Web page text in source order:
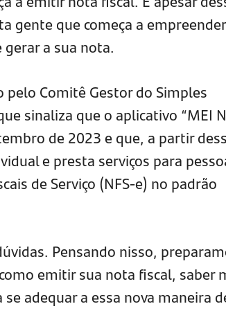
gente que começa a empreender
a sua nota.
Comitê Gestor do Simples
sinaliza que o aplicativo “MEI
de 2023 e que, a partir
e presta serviços para
de Serviço (NFS-e) no padrão
Pensando nisso,
emitir sua nota fiscal, saber
adequar a essa nova maneira